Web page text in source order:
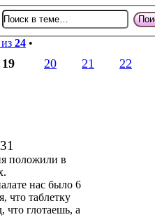
из 24 •
19 20 21
22
положили в
нас было 6
что таблетку
что глотаешь, а